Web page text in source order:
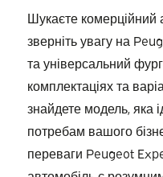
Шукаєте комерційний
зверніть увагу на
та універсальний
комплектаціях та
знайдете модель, яка
потребам вашого
переваги Peugeot